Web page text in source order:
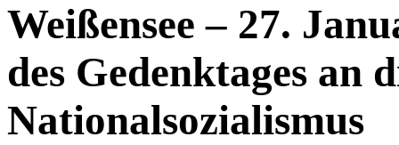
Weißensee – 27.
des Gedenktages an
Nationalsozialismus